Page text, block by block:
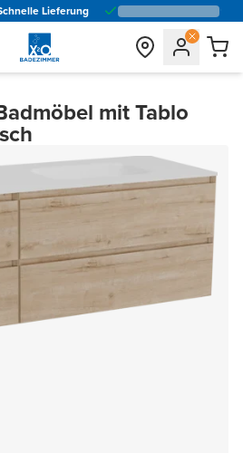
Lieferung
mit Tablo